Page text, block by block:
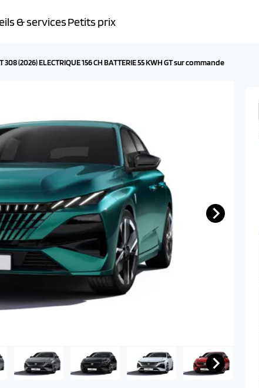
& servicesPetits prix
308 (2026) ELECTRIQUE 156 CH BATTERIE 55 KWH GT sur commande